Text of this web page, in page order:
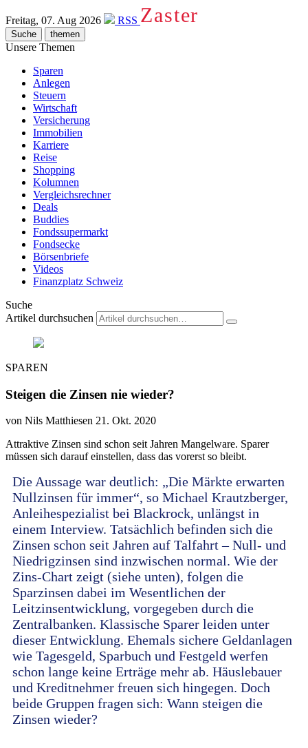
Freitag, 07. Aug 2026 RSS Zaster
Suche themen
Unsere Themen
Sparen
Anlegen
Steuern
Wirtschaft
Versicherung
Immobilien
Karriere
Reise
Shopping
Kolumnen
Vergleichsrechner
Deals
Buddies
Fondssupermarkt
Fondsecke
Börsenbriefe
Videos
Finanzplatz Schweiz
Suche
Artikel durchsuchen
SPAREN
Steigen die Zinsen nie wieder?
von Nils Matthiesen 21. Okt. 2020
Attraktive Zinsen sind schon seit Jahren Mangelware. Sparer
müssen sich darauf einstellen, dass das vorerst so bleibt.
Die Aussage war deutlich: „Die Märkte erwarten
Nullzinsen für immer“, so Michael Krautzberger,
Anleihespezialist bei Blackrock, unlängst in
einem Interview. Tatsächlich befinden sich die
Zinsen schon seit Jahren auf Talfahrt – Null- und
Niedrigzinsen sind inzwischen normal. Wie der
Zins-Chart zeigt (siehe unten), folgen die
Sparzinsen dabei im Wesentlichen der
Leitzinsentwicklung, vorgegeben durch die
Zentralbanken. Klassische Sparer leiden unter
dieser Entwicklung. Ehemals sichere Geldanlagen
wie Tagesgeld, Sparbuch und Festgeld werfen
schon lange keine Erträge mehr ab. Häuslebauer
und Kreditnehmer freuen sich hingegen. Doch
beide Gruppen fragen sich: Wann steigen die
Zinsen wieder?